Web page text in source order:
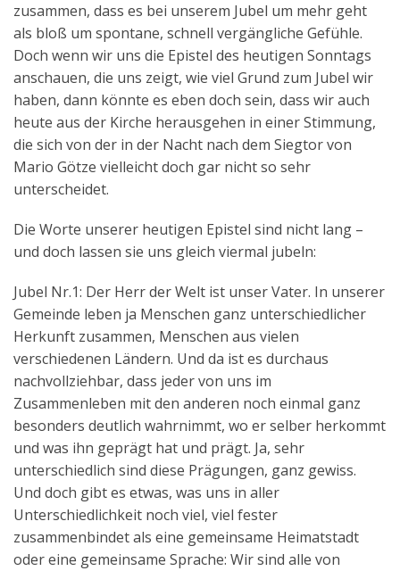
zusammen, dass es bei unserem Jubel um mehr geht
als bloß um spontane, schnell vergängliche Gefühle.
Doch wenn wir uns die Epistel des heutigen Sonntags
anschauen, die uns zeigt, wie viel Grund zum Jubel wir
haben, dann könnte es eben doch sein, dass wir auch
heute aus der Kirche herausgehen in einer Stimmung,
die sich von der in der Nacht nach dem Siegtor von
Mario Götze vielleicht doch gar nicht so sehr
unterscheidet.
Die Worte unserer heutigen Epistel sind nicht lang –
und doch lassen sie uns gleich viermal jubeln:
Jubel Nr.1: Der Herr der Welt ist unser Vater. In unserer
Gemeinde leben ja Menschen ganz unterschiedlicher
Herkunft zusammen, Menschen aus vielen
verschiedenen Ländern. Und da ist es durchaus
nachvollziehbar, dass jeder von uns im
Zusammenleben mit den anderen noch einmal ganz
besonders deutlich wahrnimmt, wo er selber herkommt
und was ihn geprägt hat und prägt. Ja, sehr
unterschiedlich sind diese Prägungen, ganz gewiss.
Und doch gibt es etwas, was uns in aller
Unterschiedlichkeit noch viel, viel fester
zusammenbindet als eine gemeinsame Heimatstadt
oder eine gemeinsame Sprache: Wir sind alle von